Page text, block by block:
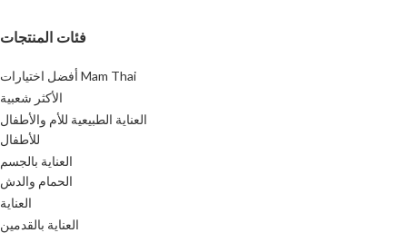
فئات المنتجات
أفضل اختيارات Mam Thai
الأكثر شعبية
العناية الطبيعية للأم والأطفال
للأطفال
العناية بالجسم
الحمام والدش
العناية
العناية بالقدمين